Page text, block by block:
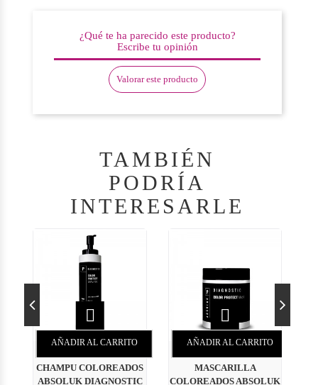
¿Qué te ha parecido este producto?
Escribe tu opinión
Valorar este producto
TAMBIÉN
PODRÍA
INTERESARLE

AÑADIR AL CARRITO
CHAMPU COLOREADOS
ABSOLUK DIAGNOSTIC

AÑADIR AL CARRITO
MASCARILLA
COLOREADOS ABSOLUK